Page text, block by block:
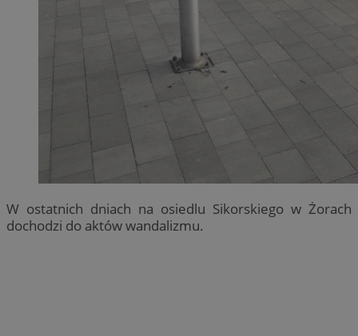
W ostatnich dniach na osiedlu Sikorskiego w Żorach
dochodzi do aktów wandalizmu.